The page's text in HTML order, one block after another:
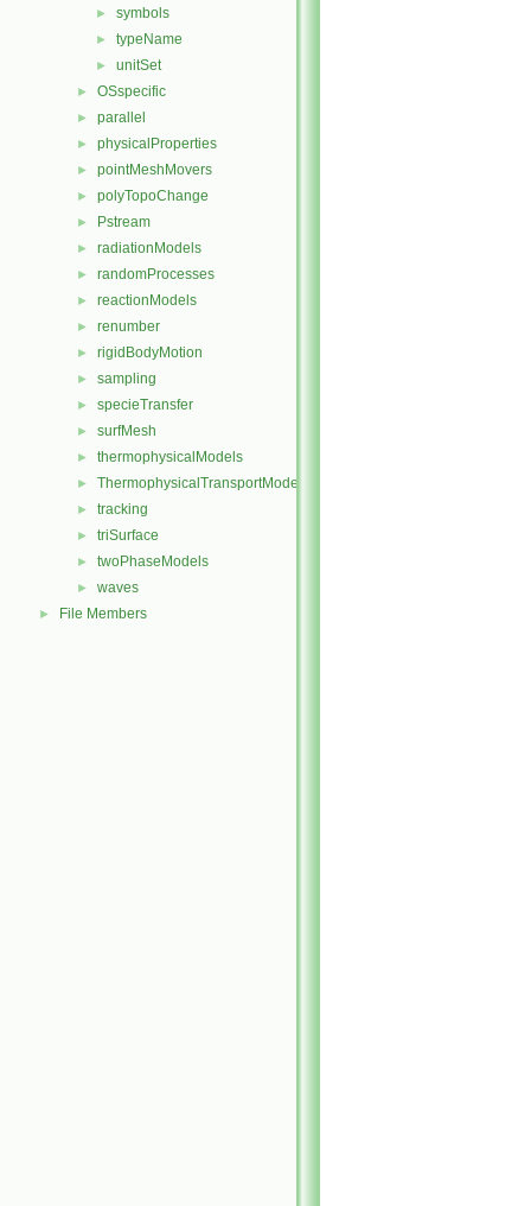
► symbols
► typeName
► unitSet
► OSspecific
► parallel
► physicalProperties
► pointMeshMovers
► polyTopoChange
► Pstream
► radiationModels
► randomProcesses
► reactionModels
► renumber
► rigidBodyMotion
► sampling
► specieTransfer
► surfMesh
► thermophysicalModels
► ThermophysicalTransportModels
► tracking
► triSurface
► twoPhaseModels
► waves
► File Members